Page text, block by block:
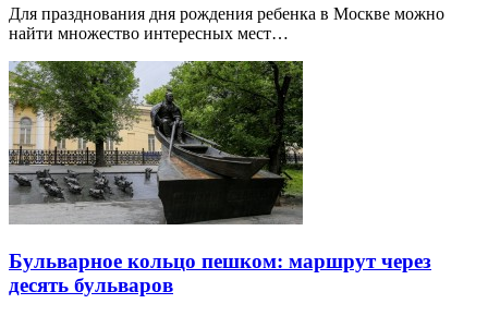
Для празднования дня рождения ребенка в Москве можно
найти множество интересных мест…
Бульварное кольцо пешком: маршрут через
десять бульваров